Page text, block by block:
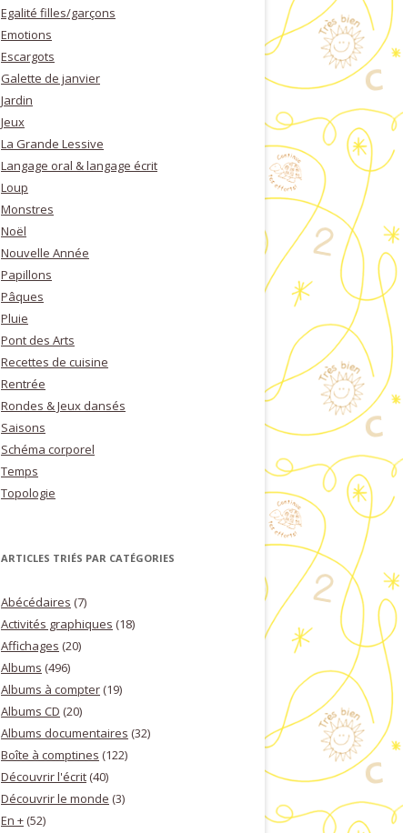
Egalité filles/garçons
Emotions
Escargots
Galette de janvier
Jardin
Jeux
La Grande Lessive
Langage oral & langage écrit
Loup
Monstres
Noël
Nouvelle Année
Papillons
Pâques
Pluie
Pont des Arts
Recettes de cuisine
Rentrée
Rondes & Jeux dansés
Saisons
Schéma corporel
Temps
Topologie
ARTICLES TRIÉS PAR CATÉGORIES
Abécédaires (7)
Activités graphiques (18)
Affichages (20)
Albums (496)
Albums à compter (19)
Albums CD (20)
Albums documentaires (32)
Boîte à comptines (122)
Découvrir l'écrit (40)
Découvrir le monde (3)
En + (52)